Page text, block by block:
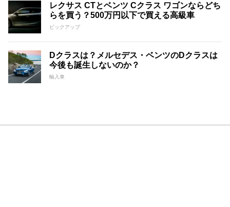
レクサス CTとベンツ Cクラス ワゴンならどち
らを買う？500万円以下で買える高級車
ピックアップ
Dクラスは？メルセデス・ベンツのDクラスは
今後も誕生しないのか？
輸入車